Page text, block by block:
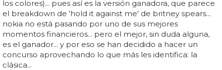
los colores)... pues así es la versión ganadora, que parece
el breakdown de 'hold it against me' de britney spears...
nokia no está pasando por uno de sus mejores
momentos financieros... pero el mejor, sin duda alguna,
es el ganador... y por eso se han decidido a hacer un
concurso aprovechando lo que más les identifica: la
clásica...